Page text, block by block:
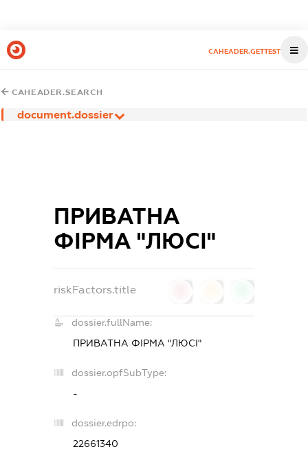
CAHEADER.GETTEST
CAHEADER.SEARCH
document.dossier
ПРИВАТНА
ФІРМА "ЛЮСІ"
riskFactors.title
dossier.fullName:
ПРИВАТНА ФІРМА "ЛЮСІ"
dossier.opfSubType:
-
dossier.edrpo:
22661340